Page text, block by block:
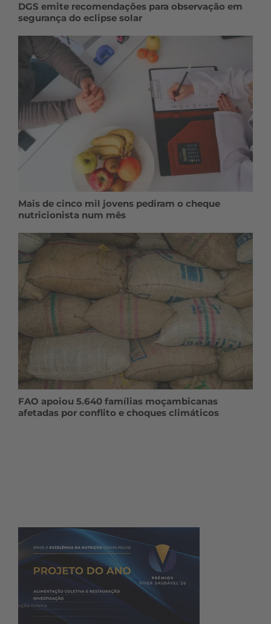
DGS emite recomendações para observação em
segurança do eclipse solar
Mais de cinco mil jovens pediram o cheque
nutricionista num mês
FAO apoiou 5.640 famílias moçambicanas
afetadas por conflito e choques climáticos